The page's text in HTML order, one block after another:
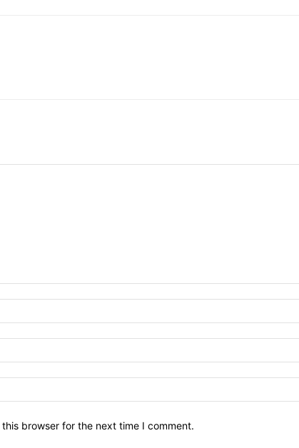
browser for the next time I comment.